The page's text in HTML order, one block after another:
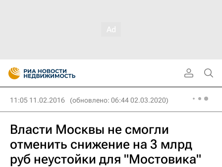
11:05 11.02.2016 (обновлено: 06:44 02.03.2020)
Власти Москвы не смогли
отменить снижение на 3 млрд
руб неустойки для "Мостовика"